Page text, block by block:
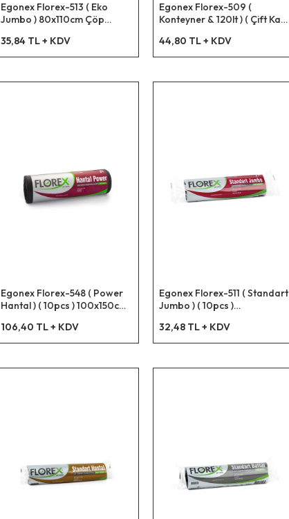
Egonex Florex-513 ( Eko
Jumbo ) 80x110cm Çöp
35,84 TL + KDV
Egonex Florex-509 (
Konteyner & 120lt ) ( Çift Kat )
90x125cm )*20=k
44,80 TL + KDV
Egonex Florex-548 ( Power
Hantal ) ( 10pcs ) 100x150cm
106,40 TL + KDV
Egonex Florex-511 ( Standart
Jumbo ) ( 10pcs )
32,48 TL + KDV